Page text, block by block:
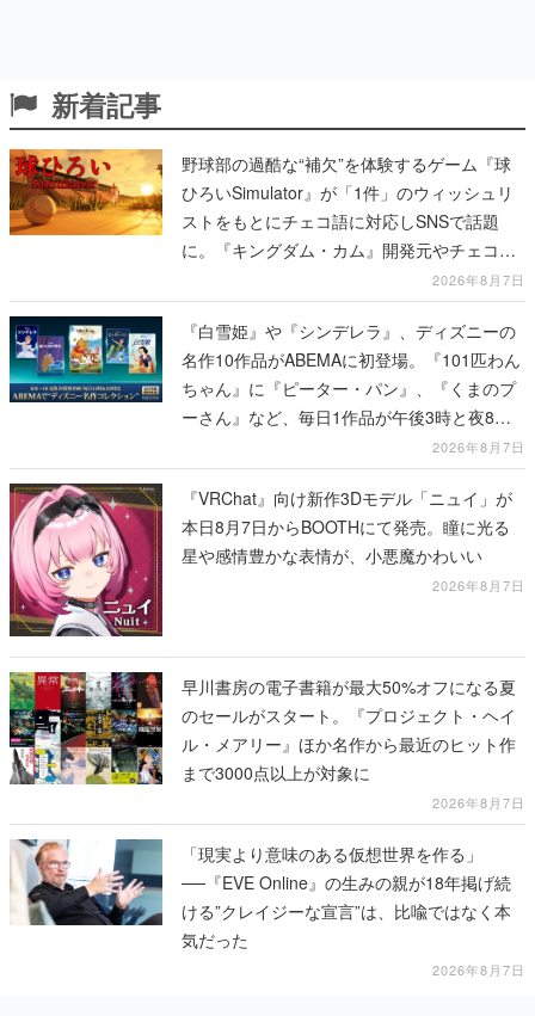
新着記事
野球部の過酷な“補欠”を体験するゲーム『球
ひろいSimulator』が「1件」のウィッシュリ
ストをもとにチェコ語に対応しSNSで話題
に。『キングダム・カム』開発元やチェコの
2026年8月7日
『白雪姫』や『シンデレラ』、ディズニーの
名作10作品がABEMAに初登場。『101匹わん
ちゃん』に『ピーター・パン』、『くまのプ
ーさん』など、毎日1作品が午後3時と夜8時
2026年8月7日
『VRChat』向け新作3Dモデル「ニュイ」が
本日8月7日からBOOTHにて発売。瞳に光る
星や感情豊かな表情が、小悪魔かわいい
2026年8月7日
早川書房の電子書籍が最大50%オフになる夏
のセールがスタート。『プロジェクト・ヘイ
ル・メアリー』ほか名作から最近のヒット作
まで3000点以上が対象に
2026年8月7日
「現実より意味のある仮想世界を作る」
──『EVE Online』の生みの親が18年掲げ続
ける”クレイジーな宣言”は、比喩ではなく本
気だった
2026年8月7日